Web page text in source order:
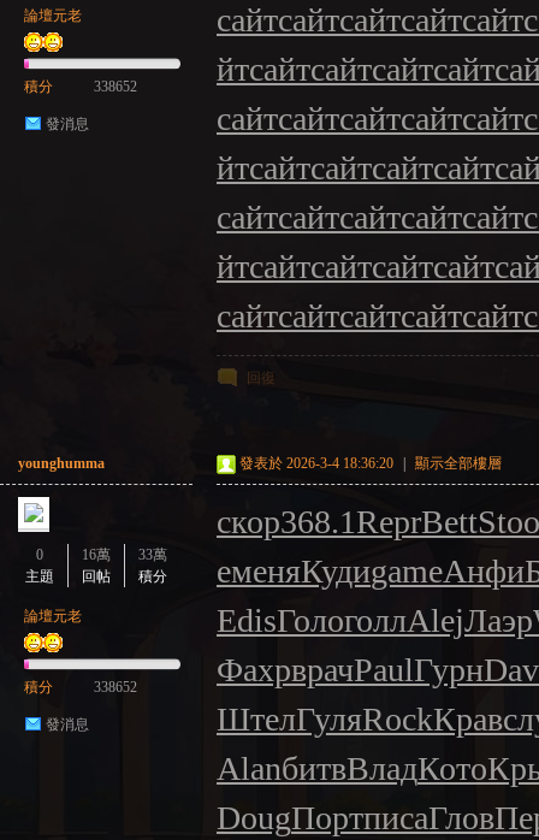
論壇元老
積分 338652
發消息
сайтсайтсайтсайтсайт
йтсайтсайтсайтсайт
сайтсайтсайтсайтсайт
йтсайтсайтсайтсайт
сайтсайтсайтсайтсайт
йтсайтсайтсайтсайт
сайтсайтсайтсайтсайт
回復
younghumma
0
主題
16萬
回帖
33萬
積分
論壇元老
積分 338652
發消息
發表於 2026-3-4 18:36:20 顯示全部樓層
скор368.1ReprBettStoo
eменяКудиgameАнфи
EdisГологоллAlejЛаэр
ФахрврачPaulГурн
ШтелГуляRockКрав
AlanбитвВладКото
DougПортписаГлов